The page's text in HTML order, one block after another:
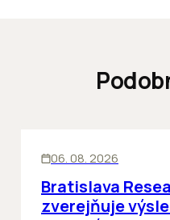
06. 08. 2026
Bratislava
zverejňuje